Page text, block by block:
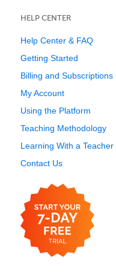
HELP CENTER
Help Center & FAQ
Getting Started
Billing and Subscriptions
My Account
Using the Platform
Teaching Methodology
Learning With a Teacher
Contact Us